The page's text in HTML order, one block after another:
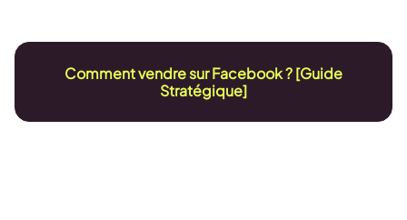
Comment vendre sur Facebook ? [Guide
Stratégique]